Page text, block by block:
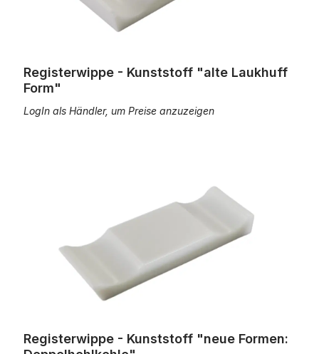
Registerwippe - Kunststoff "alte Laukhuff
Form"
LogIn als Händler, um Preise anzuzeigen
Registerwippe - Kunststoff "neue Formen: